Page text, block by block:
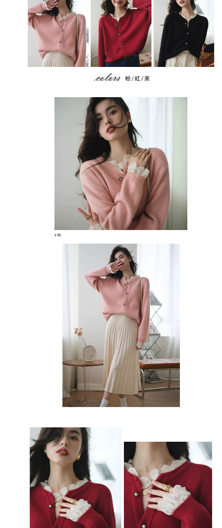
３．未成年的使用者請事先徵得法定代理人或監護人之同意方可使用
「AFTEE先享後付」，若未經同意申辦者引起之損失，本公司不負相關責
４．使用「AFTEE先享後付」時，將依據個別帳號之用戶狀況，依本公司即
時審查核予不同之上限額度；若仍有額度不足之情形，本公司將視審查結果
請求用戶進行身份認證。
５．嚴禁一人註冊多個帳號或使用他人資訊註冊。若發現惡意使用之情形，
恩沛科技股份有限公司將有權停止該用戶之使用額度並採取法律行動。